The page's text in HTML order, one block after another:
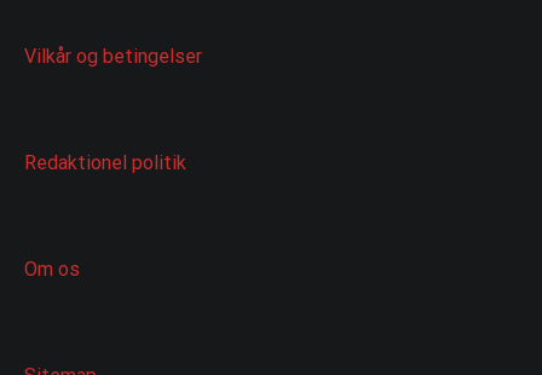
Vilkår og betingelser
Redaktionel politik
Om os